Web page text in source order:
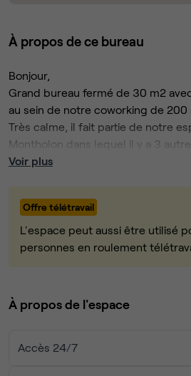
À propos de ce bureau
Bonjour,
Grand bureau fermé de 30 m2 avec accès indépendant,
au sein de notre coworking de 200
Très calme, il fait partie de notre
Montholon dans lequel il y a 3
grand open space privatif ainsi que
grande bibliothèque de
Nous travaillons dans les domaines
l'immobilier et de la direction
Voir plus
Offre télétravail
L'espace peut aussi être utilisé
personnes en roulement
À propos de l'espace
Accès 24/7